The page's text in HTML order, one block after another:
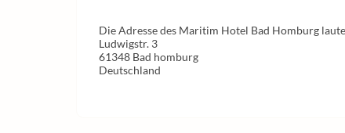
Die Adresse des Maritim Hotel Bad Homburg
Ludwigstr. 3
61348 Bad homburg
Deutschland